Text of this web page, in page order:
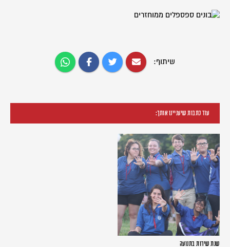
שיתוף:
עוד כתבות שיעניינו אותך:
שנת שירות בתנועה